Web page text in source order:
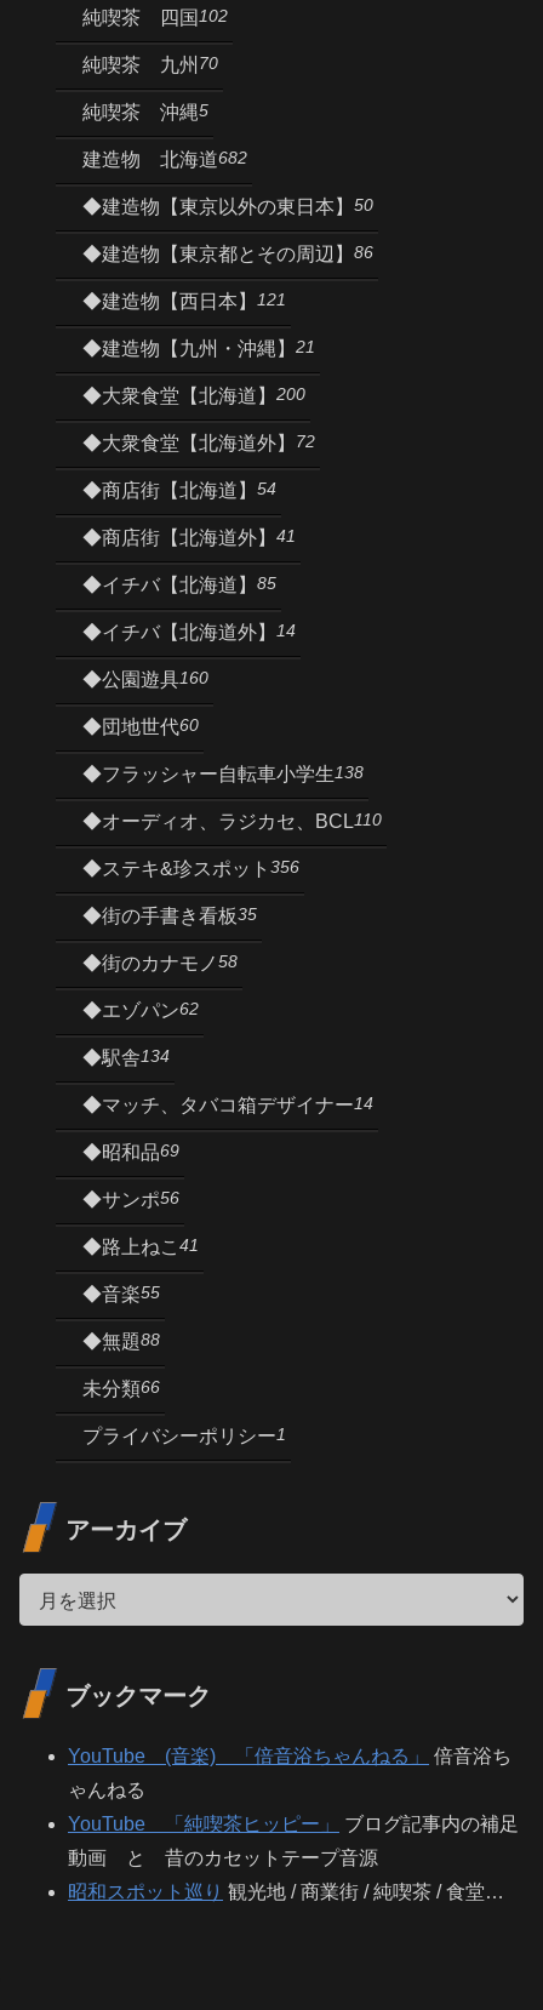
純喫茶 四国 102
純喫茶 九州 70
純喫茶 沖縄5
建造物 北海道682
◆建造物【東京以外の東日本】 50
◆建造物【東京都とその周辺】 86
◆建造物【西日本】 121
◆建造物【九州・沖縄】 21
◆大衆食堂【北海道】 200
◆大衆食堂【北海道外】 72
◆商店街【北海道】 54
◆商店街【北海道外】 41
◆イチバ【北海道】 85
◆イチバ【北海道外】 14
◆公園遊具160
◆団地世代60
◆フラッシャー自転車小学生138
◆オーディオ、ラジカセ、BCL110
◆ステキ&珍スポット 356
◆街の手書き看板35
◆街のカナモノ58
◆エゾパン62
◆駅舎134
◆マッチ、タバコ箱デザイナー14
◆昭和品69
◆サンポ56
◆路上ねこ 41
◆音楽55
◆無題88
未分類66
プライバシーポリシー1
アーカイブ
ブックマーク
YouTube (音楽) 「倍音浴ちゃんねる」
倍音浴ち
ゃんねる
YouTube 「純喫茶ヒッピー」
ブログ記事内の補足
動画 と 昔のカセットテープ音源
昭和スポット巡り 観光地 / 商業街 / 純喫茶 / 食堂…